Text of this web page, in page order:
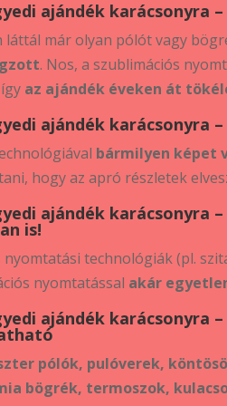
ajándék karácsonyra
láttál már olyan pólót vagy
. Nos, a szublimációs
az ajándék éveken át
ajándék
bármilyen képet
hogy az apró részletek
ajándék karácsonyra
is!
nyomtatási technológiák (pl.
nyomtatással akár
ajándék
pólók, pulóverek,
bögrék, termoszok,